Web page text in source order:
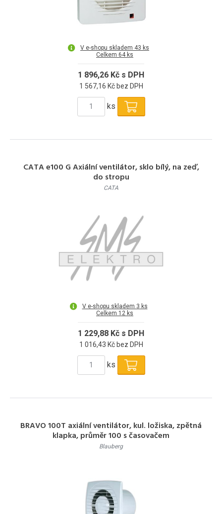
V e-shopu skladem 43 ks
Celkem 64 ks
1 896,26 Kč s DPH
1 567,16 Kč bez DPH
ks
CATA e100 G Axiální ventilátor, sklo bílý, na zeď,
do stropu
CATA
V e-shopu skladem 3 ks
Celkem 12 ks
1 229,88 Kč s DPH
1 016,43 Kč bez DPH
ks
BRAVO 100T axiální ventilátor, kul. ložiska, zpětná
klapka, průměr 100 s časovačem
Blauberg